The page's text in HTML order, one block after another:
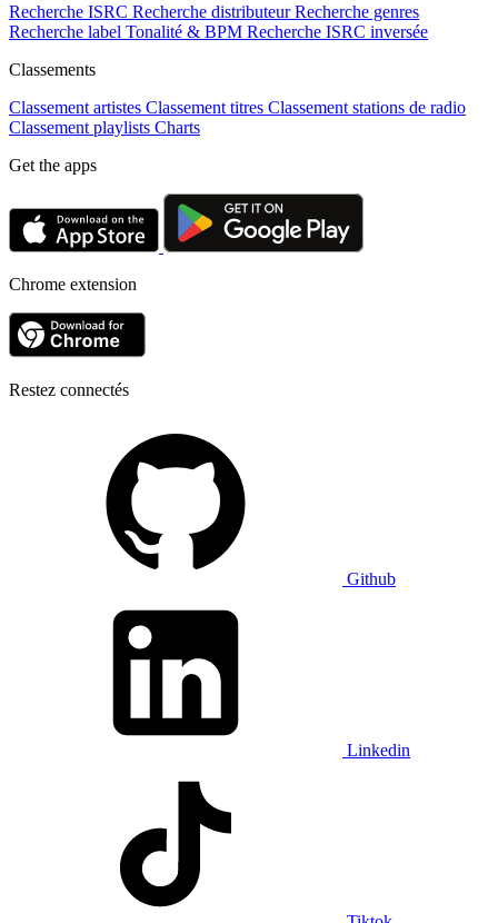
Recherche ISRC Recherche distributeur Recherche genres
Recherche label Tonalité & BPM Recherche ISRC inversée
Classements
Classement artistes Classement titres Classement stations de radio
Classement playlists Charts
Get the apps
Chrome extension
Restez connectés
Github
Linkedin